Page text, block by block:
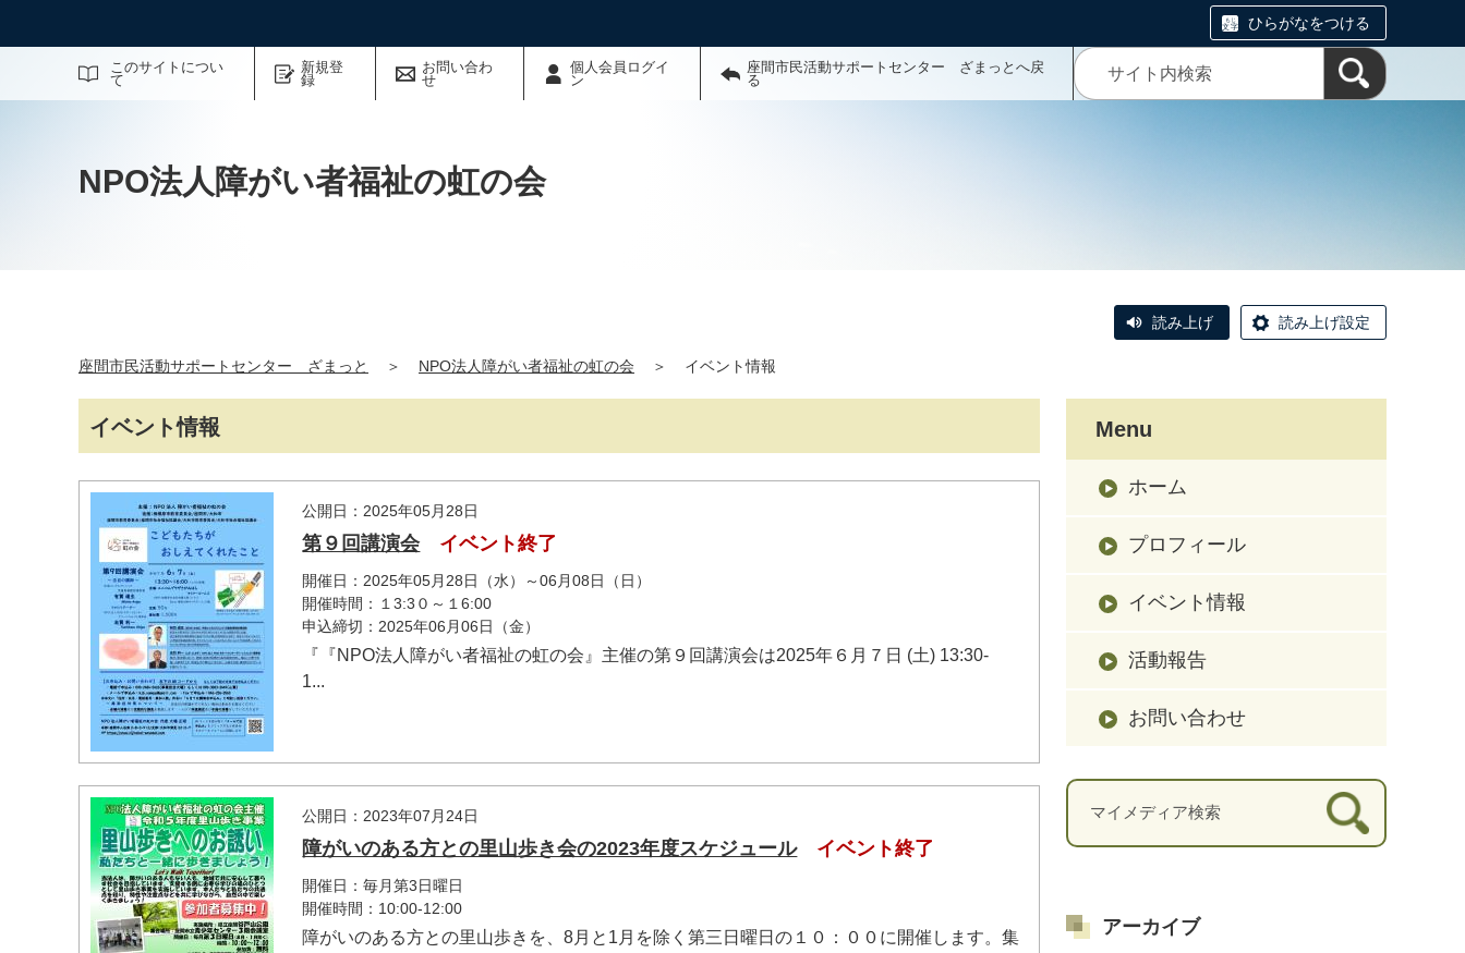
ひらがなをつける
このサイトについ
て
新規登
録
お問い合わ
せ
個人会員ログイ
ン
座間市民活動サポートセンター ざまっとへ戻
る
サイト内検索
NPO法人障がい者福祉の虹の会
読み上げ 読み上げ設定
座間市民活動サポートセンター ざまっと ＞ NPO法人障がい者福祉の虹の会 ＞ イベント情報
イベント情報
公開日：2025年05月28日
第９回講演会 イベント終了
開催日：2025年05月28日（水）～06月08日（日）
開催時間：１3:3０～１6:00
申込締切：2025年06月06日（金）
『『NPO法人障がい者福祉の虹の会』主催の第９回講演会は2025年６月７日 (土) 13:30-
1...
公開日：2023年07月24日
障がいのある方との里山歩き会の2023年度スケジュール イベント終了
開催日：毎月第3日曜日
開催時間：10:00-12:00
障がいのある方との里山歩きを、8月と1月を除く第三日曜日の１０：００に開催します。集
Menu
ホーム
プロフィール
イベント情報
活動報告
お問い合わせ
マイメディア検索
アーカイブ